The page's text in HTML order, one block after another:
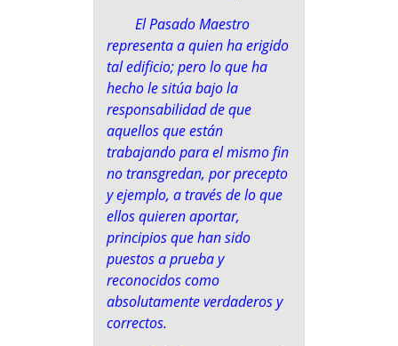
El Pasado Maestro
representa a quien ha erigido
tal edificio; pero lo que ha
hecho le sitúa bajo la
responsabilidad de que
aquellos que están
trabajando para el mismo fin
no transgredan, por precepto
y ejemplo, a través de lo que
ellos quieren aportar,
principios que han sido
puestos a prueba y
reconocidos como
absolutamente verdaderos y
correctos.